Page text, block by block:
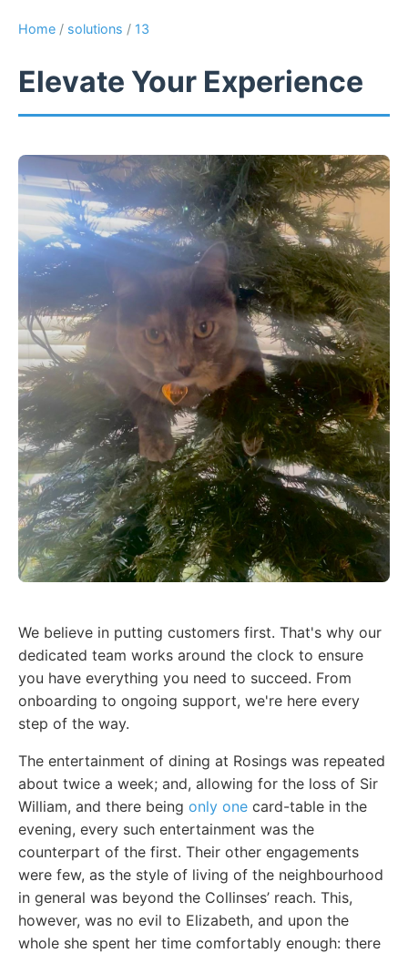
Home / solutions / 13
Elevate Your Experience
We believe in putting customers first. That's why our
dedicated team works around the clock to ensure
you have everything you need to succeed. From
onboarding to ongoing support, we're here every
step of the way.
The entertainment of dining at Rosings was repeated
about twice a week; and, allowing for the loss of Sir
William, and there being only one card-table in the
evening, every such entertainment was the
counterpart of the first. Their other engagements
were few, as the style of living of the neighbourhood
in general was beyond the Collinses’ reach. This,
however, was no evil to Elizabeth, and upon the
whole she spent her time comfortably enough: there